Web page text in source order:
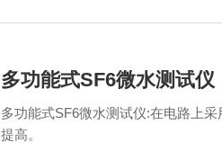
多功能式SF6微水测试仪
多功能式SF6微水测试仪:在电路上
提高。